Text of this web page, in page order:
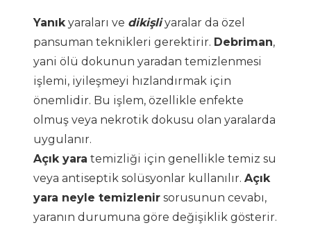
Yanıkyaraları ve dikişliyaralar da özel
pansuman teknikleri gerektirir. Debriman,
yani ölü dokunun yaradan temizlenmesi
işlemi, iyileşmeyi hızlandırmak için
önemlidir. Bu işlem, özellikle enfekte
olmuş veya nekrotik dokusu olan yaralarda
uygulanır.
Açık yara temizliği için genellikle temiz su
veya antiseptik solüsyonlar kullanılır. Açık
yara neyle temizlenir sorusunun cevabı,
yaranın durumuna göre değişiklik gösterir.